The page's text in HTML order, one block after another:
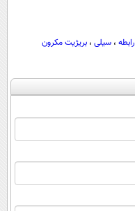
رابطه ، سیلی ، بریژیت مکرون